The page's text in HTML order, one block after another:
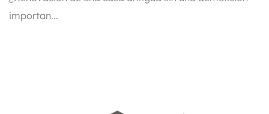
inteligente
importan...